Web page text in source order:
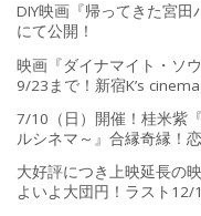
DIY映画『帰ってきた宮
にて公開！
映画『ダイナマイト・ソ
9/23まで！新宿K’s
7/10（日）開催！桂米紫
ルシネマ～』合縁奇縁！
大好評につき上映延長の
よいよ大団円！ラスト12/